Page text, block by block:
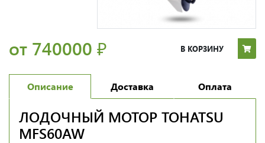
от 740000 ₽ В КОРЗИНУ
Описание Доставка Оплата
ЛОДОЧНЫЙ МОТОР TOHATSU
MFS60AW